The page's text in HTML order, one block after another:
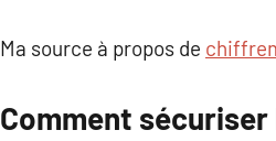
Ma source à propos de
Comment